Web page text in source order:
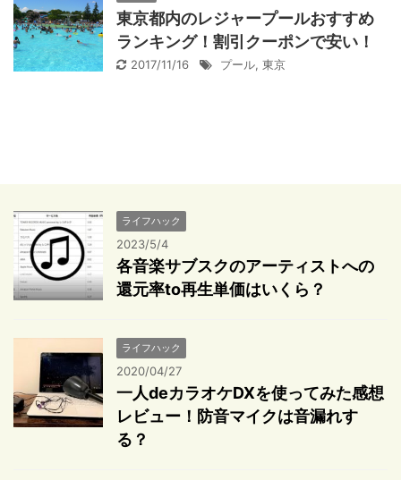
東京都内のレジャープールおすすめ
ランキング！割引クーポンで安い！
2017/11/16 プール, 東京
ライフハック
2023/5/4
各音楽サブスクのアーティストへの
還元率to再生単価はいくら？
ライフハック
2020/04/27
一人deカラオケDXを使ってみた感想
レビュー！防音マイクは音漏れす
る？